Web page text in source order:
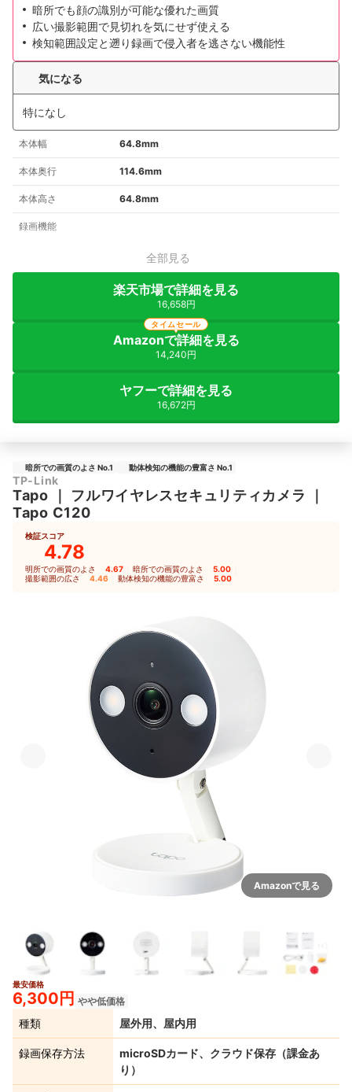
暗所でも顔の識別が可能な優れた画質
広い撮影範囲で見切れを気にせず使える
検知範囲設定と遡り録画で侵入者を逃さない機能性
気になる
特になし
本体幅 64.8mm
本体奥行 114.6mm
本体高さ 64.8mm
録画機能
全部見る
楽天市場で詳細を見る
16,658円
Amazonで詳細を見る
14,240円
タイムセール
ヤフーで詳細を見る
16,672円
暗所での画質のよさ No.1 動体検知の機能の豊富さ No.1
TP-Link
Tapo フルワイヤレスセキュリティカメラ
Tapo C120
検証スコア
4.78
明所での画質のよさ 4.67 暗所での画質のよさ 5.00
撮影範囲の広さ 4.46 動体検知の機能の豊富さ 5.00
Amazonで見る
最安価格
6,300円 やや低価格
種類 屋外用、屋内用
録画保存方法
microSDカード、クラウド保存（課金あ
り）